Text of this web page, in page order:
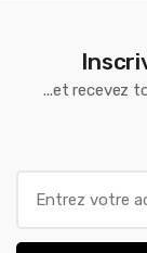
...et recevez
a